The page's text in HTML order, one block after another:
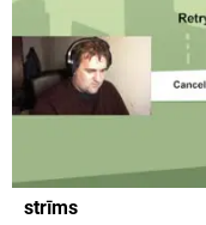
strīms